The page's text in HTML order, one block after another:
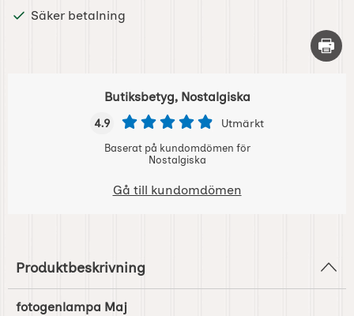
Säker betalning
Skriv
Butiksbetyg, Nostalgiska
4.9 Utmärkt
Baserat på kundomdömen för
Nostalgiska
Gå till kundomdömen
Produktbeskrivning
fotogenlampa Maj